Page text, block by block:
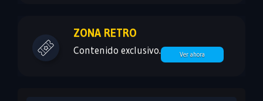
ZONA RETRO
Contenido exclusivo. Ver ahora